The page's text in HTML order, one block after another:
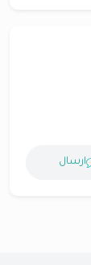
ارسال